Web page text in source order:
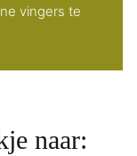
vingers te
naar: